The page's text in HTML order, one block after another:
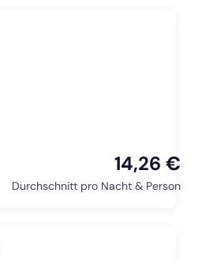
14,26 €
Durchschnitt pro Nacht & Person